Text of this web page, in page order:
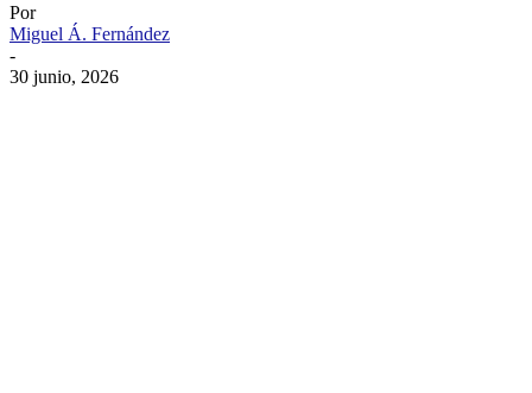
Por
Miguel Á. Fernández
-
30 junio, 2026